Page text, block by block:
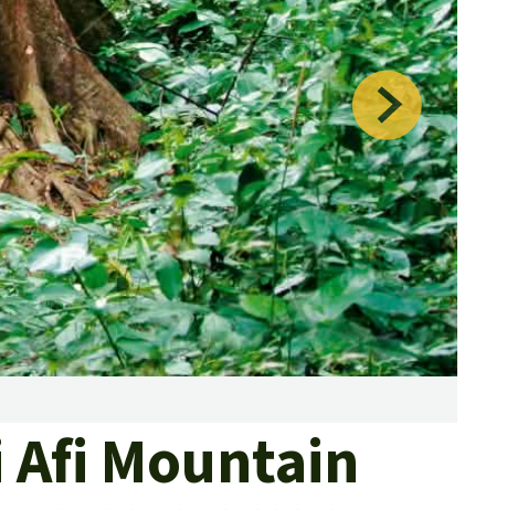
Kawasan lindung
Mobil listrik
Hak-hak Alam
Biodiesel
Minyak Sawit
Semen
Kayu tropis
Peternakan masal
Masyarakat Adat
Perlindungan hutan
hujan di seluruh dunia
Donate
Afi Mountain